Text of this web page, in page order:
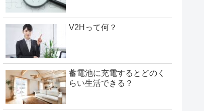
V2Hって何？
蓄電池に充電するとどのく
らい生活できる？